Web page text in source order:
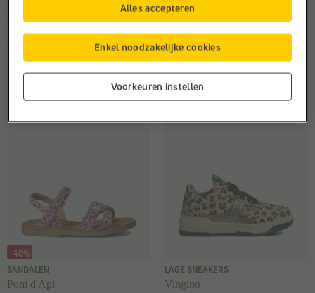
€ 59,95
Afwerking:
Trend:Animal
Web-Only:
Afwerking:
Materiaal:Stof
Trend:Animal
-40%
SANDALEN
Pom d'Api
LAGE SNEAKERS
Vingino
Voorkeuren instellen
Enkel noodzakelijke cookies
Alles accepteren